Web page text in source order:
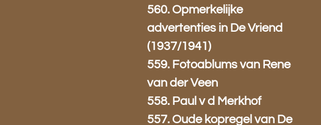
560. Opmerkelijke
advertenties in De Vriend
(1937/1941)
559. Fotoablums van Rene
van der Veen
558. Paul v d Merkhof
557. Oude kopregel van De